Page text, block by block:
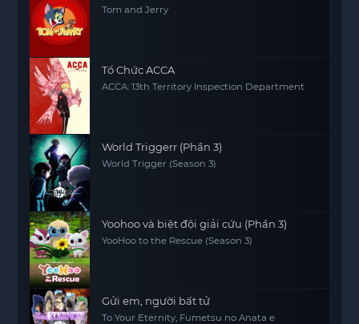
Tom and Jerry
Tổ Chức ACCA
ACCA: 13th Territory Inspection Department
World Triggerr (Phần 3)
World Trigger (Season 3)
Yoohoo và biệt đội giải cứu (Phần 3)
YooHoo to the Rescue (Season 3)
Gửi em, người bất tử
To Your Eternity, Fumetsu no Anata e